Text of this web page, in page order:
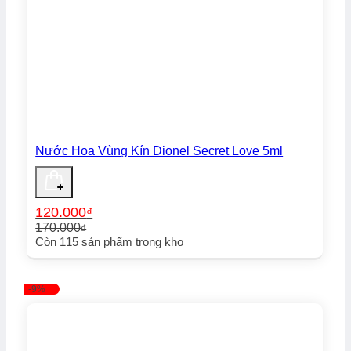
Nước Hoa Vùng Kín Dionel Secret Love 5ml
170.000₫
Giá
170.000₫.
120.000₫
Giá
là:
120.000₫.
Còn 115 sản phẩm trong kho
-9%